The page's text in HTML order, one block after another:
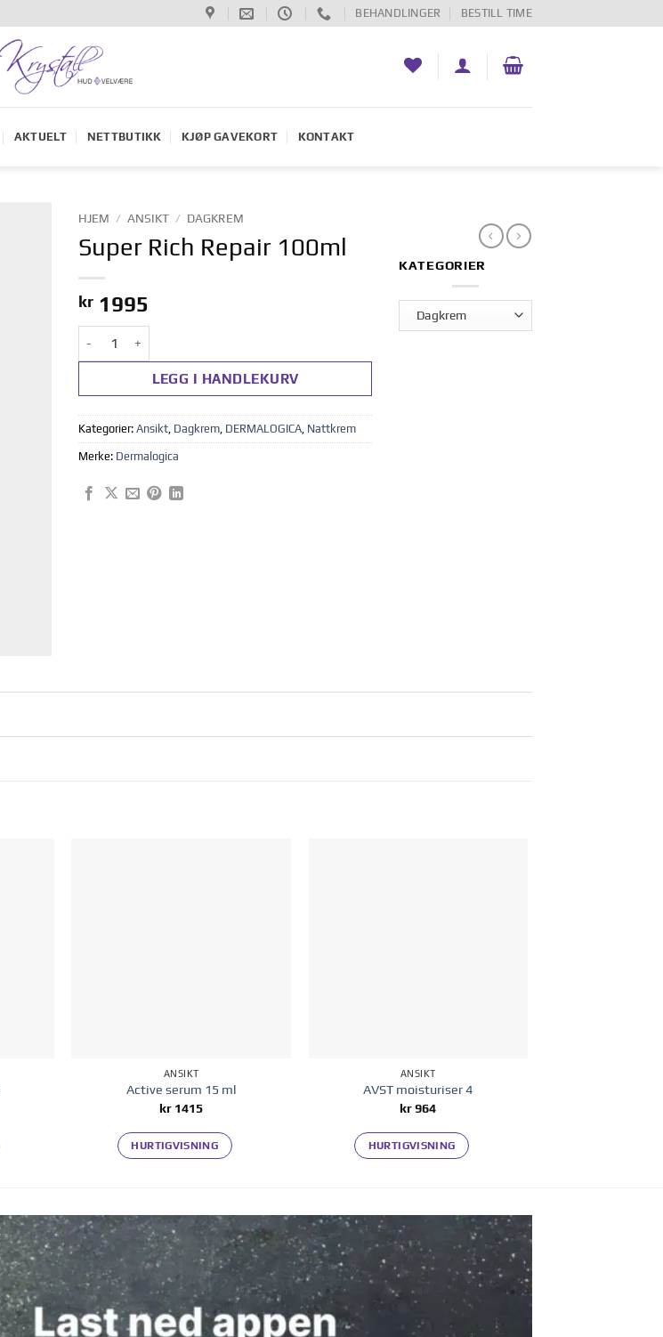
BEHANDLINGER BESTILL TIME
AKTUELT NETTBUTIKK KJØP GAVEKORT KONTAKT
HJEM / ANSIKT / DAGKREM
Super Rich Repair 100ml
kr 1995
LEGG I HANDLEKURV
Kategorier: Ansikt Dagkrem DERMALOGICA Nattkrem
Merke: Dermalogica
KATEGORIER
ANSIKT
Active serum 15 ml
kr 1415
HURTIGVISNING
ANSIKT
AVST moisturiser 4
kr964
HURTIGVISNING